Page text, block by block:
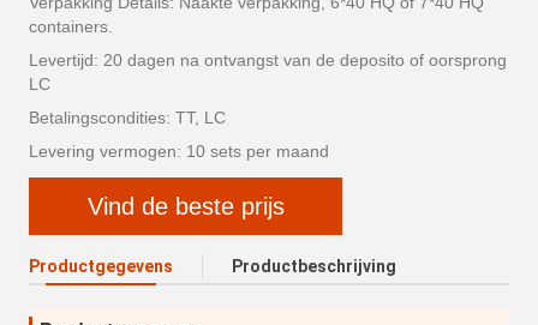
containers.
Levertijd: 20 dagen na ontvangst van de deposito of oorsprong
LC
Betalingscondities: TT, LC
Levering vermogen: 10 sets per maand
Vind de beste prijs
Productgegevens Productbeschrijving